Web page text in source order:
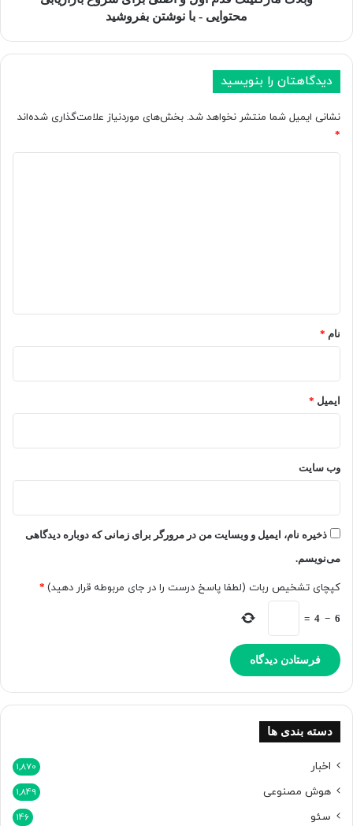
نوشتن
محتوایی - با نوشتن بفروشید
دیدگاهتان را بنویسید
نشانی ایمیل شما منتشر نخواهد شد. بخش‌های موردنیاز علامت‌گذاری شده‌اند
*
نام *
ایمیل *
وب‌ سایت
ذخیره نام، ایمیل و وبسایت من در مرورگر برای زمانی که دوباره دیدگاهی
می‌نویسم.
کپچای تشخیص ربات (لطفا پاسخ درست را در جای مربوطه قرار دهید) *
6
−
4
=
دسته بندی ها
اخبار 1,870
هوش مصنوعی 1,849
سئو 146